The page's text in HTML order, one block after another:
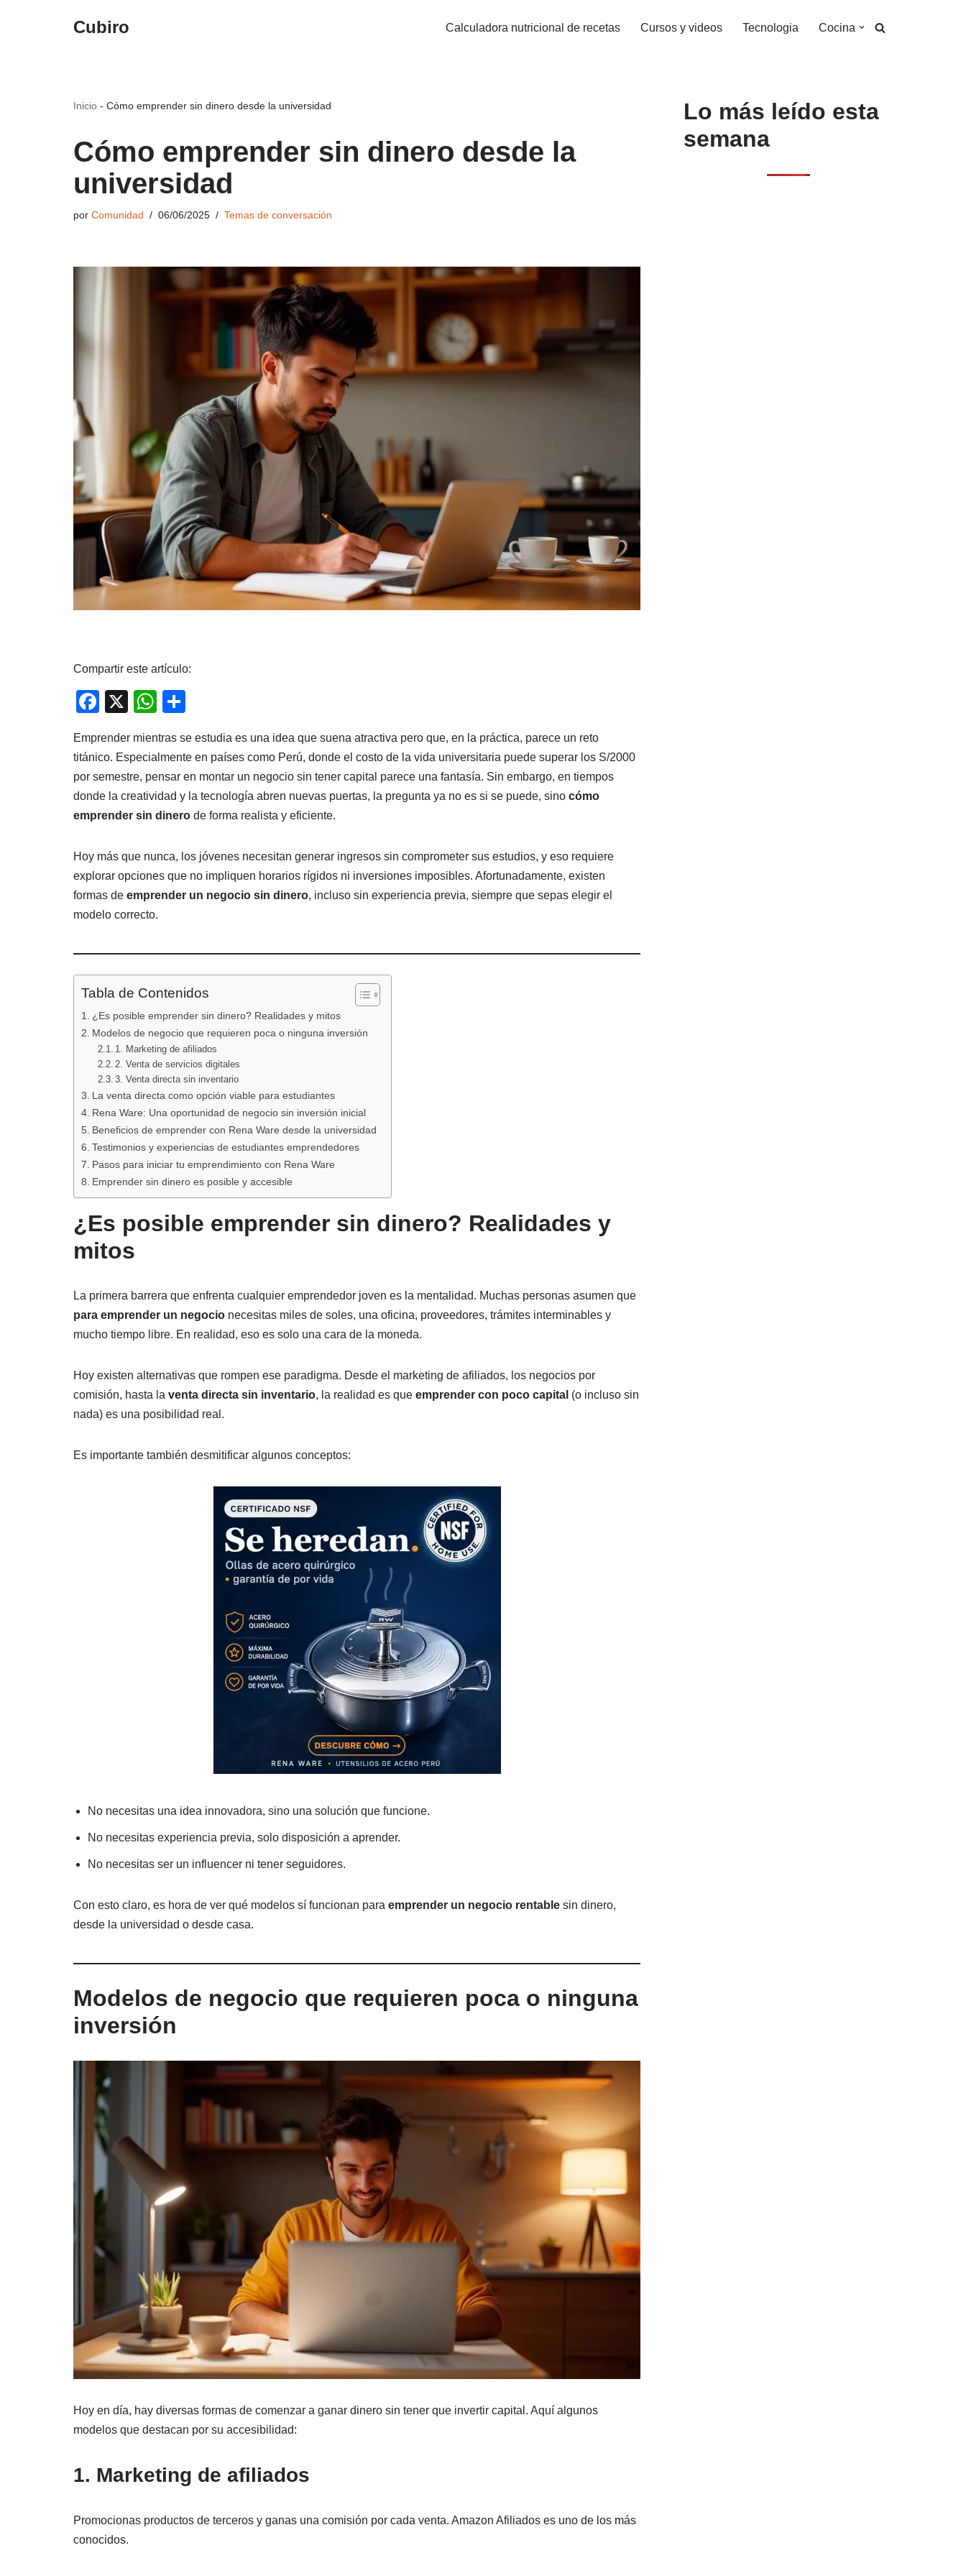
Cubiro Calculadora nutricional de recetas Cursos y videos Tecnologia Cocina
Inicio - Cómo emprender sin dinero desde la universidad
Cómo emprender sin dinero desde la
universidad
por Comunidad 06/06/2025 Temas de conversación
Compartir este artículo:
F
c
e
b
o
k
X
W
at
s
A
p
m
p
ar
tir
Emprender mientras se estudia es una idea que suena atractiva pero que, en la práctica, parece un reto
titánico. Especialmente en países como Perú, donde el costo de la vida universitaria puede superar los S/2000
por semestre, pensar en montar un negocio sin tener capital parece una fantasía. Sin embargo, en tiempos
donde la creatividad y la tecnología abren nuevas puertas, la pregunta ya no es si se puede, sino cómo
emprender sin dinero de forma realista y eficiente.
Hoy más que nunca, los jóvenes necesitan generar ingresos sin comprometer sus estudios, y eso requiere
explorar opciones que no impliquen horarios rígidos ni inversiones imposibles. Afortunadamente, existen
formas de emprender un negocio sin dinero, incluso sin experiencia previa, siempre que sepas elegir el
modelo correcto.
Tabla de Contenidos
¿Es posible emprender sin dinero? Realidades y mitos
Modelos de negocio que requieren poca o ninguna inversión
1. Marketing de afiliados
2. Venta de servicios digitales
3. Venta directa sin inventario
La venta directa como opción viable para estudiantes
Rena Ware: Una oportunidad de negocio sin inversión inicial
Beneficios de emprender con Rena Ware desde la universidad
Testimonios y experiencias de estudiantes emprendedores
Pasos para iniciar tu emprendimiento con Rena Ware
Emprender sin dinero es posible y accesible
¿Es posible emprender sin dinero? Realidades y
mitos
La primera barrera que enfrenta cualquier emprendedor joven es la mentalidad. Muchas personas asumen que
para emprender un negocio necesitas miles de soles, una oficina, proveedores, trámites interminables y
mucho tiempo libre. En realidad, eso es solo una cara de la moneda.
Hoy existen alternativas que rompen ese paradigma. Desde el marketing de afiliados, los negocios por
comisión, hasta la venta directa sin inventario, la realidad es que emprender con poco capital (o incluso sin
nada) es una posibilidad real.
Es importante también desmitificar algunos conceptos:
No necesitas una idea innovadora, sino una solución que funcione.
No necesitas experiencia previa, solo disposición a aprender.
No necesitas ser un influencer ni tener seguidores.
Con esto claro, es hora de ver qué modelos sí funcionan para emprender un negocio rentable sin dinero,
desde la universidad o desde casa.
Modelos de negocio que requieren poca o ninguna
inversión
Hoy en día, hay diversas formas de comenzar a ganar dinero sin tener que invertir capital. Aquí algunos
modelos que destacan por su accesibilidad:
1. Marketing de afiliados
Promocionas productos de terceros y ganas una comisión por cada venta. Amazon Afiliados es uno de los más
conocidos.
Lo más leído esta
semana